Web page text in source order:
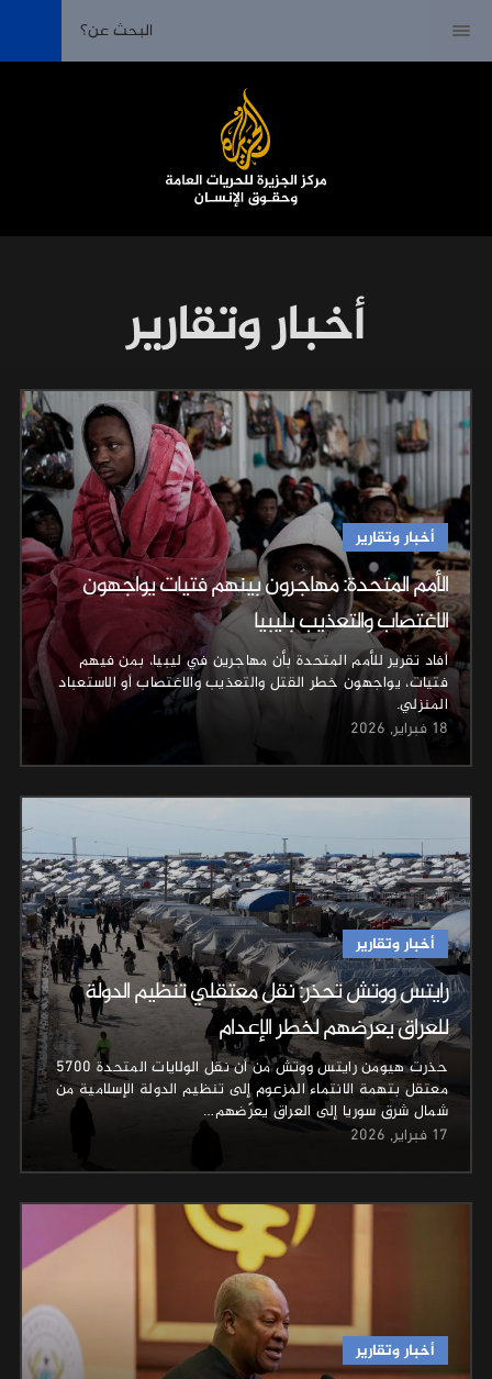
أخبار وتقارير
أخبار وتقارير
الأمم المتحدة: مهاجرون بينهم فتيات يواجهون
الاغتصاب والتعذيب بليبيا
أفاد تقرير للأمم المتحدة بأن مهاجرين في ليبيا، بمن فيهم
فتيات، يواجهون خطر القتل ⁠والتعذيب والاغتصاب أو الاستعباد
المنزلي.
18 فبراير, 2026
أخبار وتقارير
رايتس ووتش تحذر: نقل معتقلي تنظيم الدولة
للعراق يعرضهم لخطر الإعدام
حذرت هيومن رايتس ووتش من أن نقل الولايات المتحدة 5700
معتقل بتهمة الانتماء المزعوم إلى تنظيم الدولة الإسلامية من
شمال شرق سوريا إلى العراق يعرّضهم…
17 فبراير, 2026
أخبار وتقارير